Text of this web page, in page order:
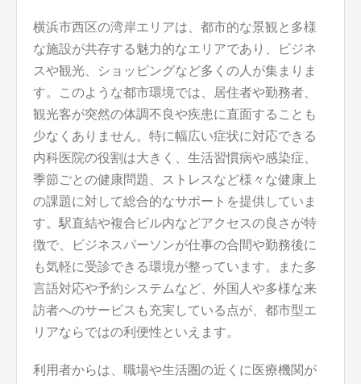
横浜市西区の湾岸エリアは、都市的な景観と多様
な施設が共存する魅力的なエリアであり、ビジネ
スや観光、ショッピングなど多くの人が集まりま
す。このような都市環境では、居住者や勤務者、
観光客が突然の体調不良や疾患に直面することも
少なくありません。特に幅広い症状に対応できる
内科医院の役割は大きく、生活習慣病や感染症、
季節ごとの健康問題、ストレスなど様々な健康上
の課題に対して総合的なサポートを提供していま
す。駅直結や複合ビル内などアクセスの良さが特
徴で、ビジネスパーソンが仕事の合間や勤務後に
も気軽に受診できる環境が整っています。また多
言語対応や予約システムなど、外国人や多様な来
訪者へのサービスも充実している点が、都市型エ
リアならではの利便性といえます。
利用者からは、職場や生活圏の近くに医療機関が